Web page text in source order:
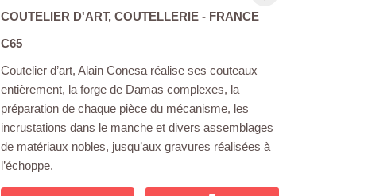
COUTELIER D'ART, COUTELLERIE - FRANCE
C65
Coutelier d’art, Alain Conesa réalise ses couteaux
entièrement, la forge de Damas complexes, la
préparation de chaque pièce du mécanisme, les
incrustations dans le manche et divers assemblages
de matériaux nobles, jusqu’aux gravures réalisées à
l’échoppe.